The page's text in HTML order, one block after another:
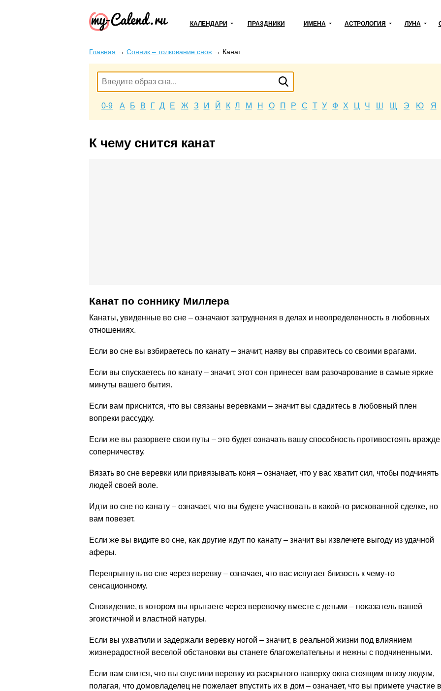
КАЛЕНДАРИ ПРАЗДНИКИ ИМЕНА АСТРОЛОГИЯ ЛУНА
Главная → Сонник – толкование снов → Канат
0-9 А Б В Г Д Е Ж З И Й К Л М Н О П Р С Т У Ф Х Ц Ч Ш Щ Э Ю Я
К чему снится канат
Канат по cоннику Миллера
Канаты, увиденные во сне – означают затруднения в делах и неопределенность в любовных
отношениях.
Если во сне вы взбираетесь по канату – значит, наяву вы справитесь со своими врагами.
Если вы спускаетесь по канату – значит, этот сон принесет вам разочарование в самые яркие
минуты вашего бытия.
Если вам приснится, что вы связаны веревками – значит вы сдадитесь в любовный плен
вопреки рассудку.
Если же вы разорвете свои путы – это будет означать вашу способность противостоять вражде
соперничеству.
Вязать во сне веревки или привязывать коня – означает, что у вас хватит сил, чтобы подчинять
людей своей воле.
Идти во сне по канату – означает, что вы будете участвовать в какой-то рискованной сделке, но
вам повезет.
Если же вы видите во сне, как другие идут по канату – значит вы извлечете выгоду из удачной
аферы.
Перепрыгнуть во сне через веревку – означает, что вас испугает близость к чему-то
сенсационному.
Сновидение, в котором вы прыгаете через веревочку вместе с детьми – показатель вашей
эгоистичной и властной натуры.
Если вы ухватили и задержали веревку ногой – значит, в реальной жизни под влиянием
жизнерадостной веселой обстановки вы станете благожелательны и нежны с подчиненными.
Если вам снится, что вы спустили веревку из раскрытого наверху окна стоящим внизу людям,
полагая, что домовладелец не пожелает впустить их в дом – означает, что вы примете участие в